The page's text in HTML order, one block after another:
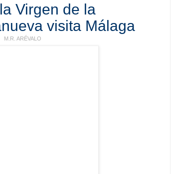
Virgen de la
visita Málaga
M.R. ARÉVALO